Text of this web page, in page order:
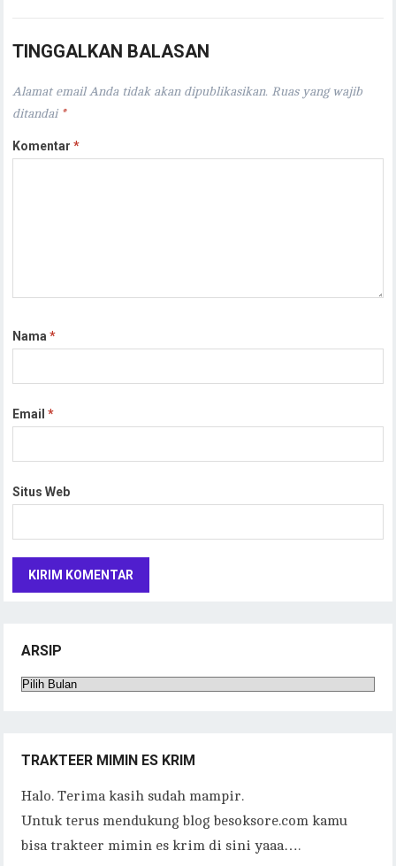
TINGGALKAN BALASAN
Alamat email Anda tidak akan dipublikasikan. Ruas yang wajib
ditandai *
Komentar*
Nama*
Email*
Situs Web
ARSIP
Arsip
TRAKTEER MIMIN ES KRIM
Halo. Terima kasih sudah mampir.
Untuk terus mendukung blog besoksore.com kamu
bisa trakteer mimin es krim di sini yaaa….